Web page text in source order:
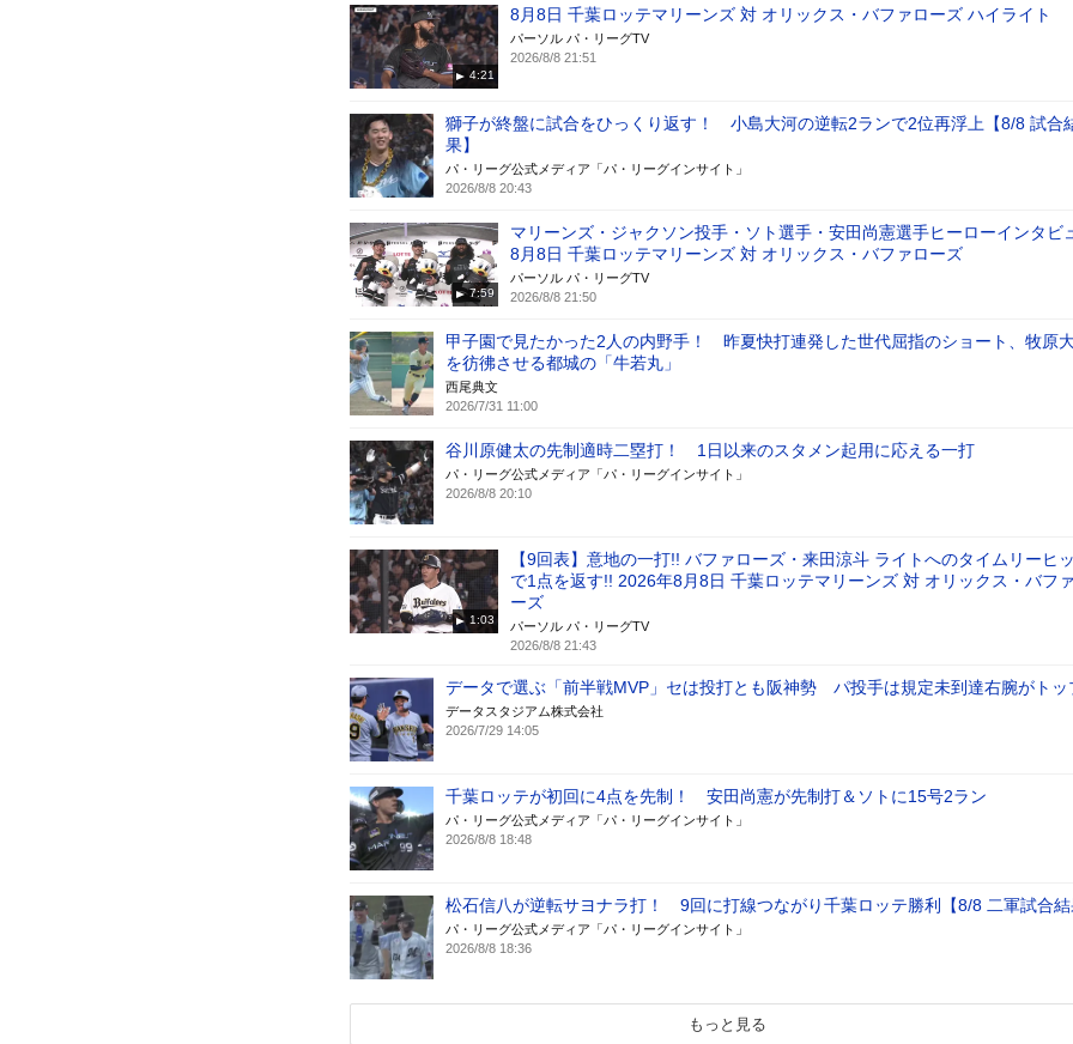
4:21
8月8日 千葉ロッテマリーンズ 対 オリックス・バファローズ ハイライト
パーソル パ・リーグTV
2026/8/8 21:51
獅子が終盤に試合をひっくり返す！ 小島大河の逆転2ランで2位再浮上【8/8 試合
果】
パ・リーグ公式メディア「パ・リーグインサイト」
2026/8/8 20:43
7:59
マリーンズ・ジャクソン投手・ソト選手・安田尚憲選手ヒーローインタビ
8月8日 千葉ロッテマリーンズ 対 オリックス・バファローズ
パーソル パ・リーグTV
2026/8/8 21:50
甲子園で見たかった2人の内野手！ 昨夏快打連発した世代屈指のショート、牧原
を彷彿させる都城の「牛若丸」
西尾典文
2026/7/31 11:00
谷川原健太の先制適時二塁打！ 1日以来のスタメン起用に応える一打
パ・リーグ公式メディア「パ・リーグインサイト」
2026/8/8 20:10
1:03
【9回表】意地の一打!! バファローズ・来田涼斗 ライトへのタイムリーヒ
で1点を返す!! 2026年8月8日 千葉ロッテマリーンズ 対 オリックス・バフ
ーズ
パーソル パ・リーグTV
2026/8/8 21:43
データで選ぶ「前半戦MVP」セは投打とも阪神勢 パ投手は規定未到達右腕がトッ
データスタジアム株式会社
2026/7/29 14:05
千葉ロッテが初回に4点を先制！ 安田尚憲が先制打＆ソトに15号2ラン
パ・リーグ公式メディア「パ・リーグインサイト」
2026/8/8 18:48
松石信八が逆転サヨナラ打！ 9回に打線つながり千葉ロッテ勝利【8/8 二軍試合結
パ・リーグ公式メディア「パ・リーグインサイト」
2026/8/8 18:36
もっと見る